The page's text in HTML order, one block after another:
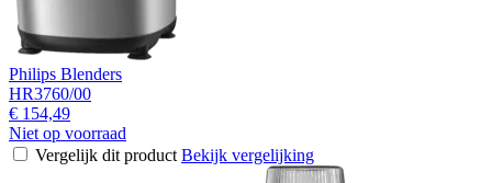
Philips Blenders
HR3760/00
€ 154,49
Niet op voorraad
Vergelijk dit product Bekijk vergelijking